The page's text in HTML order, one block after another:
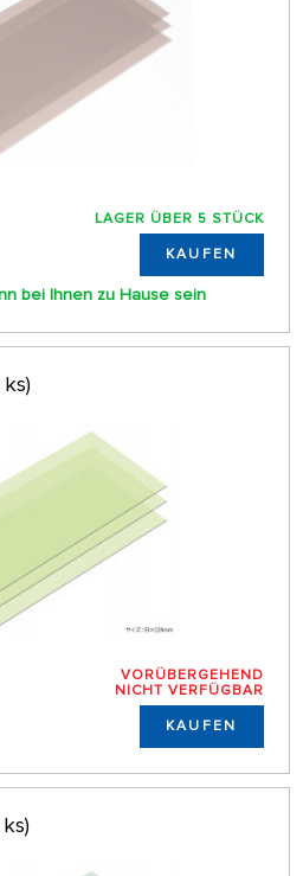
LAGER ÜBER 5 STÜCK
KAUFEN
bei Ihnen zu Hause sein
VORÜBERGEHEND
NICHT VERFÜGBAR
KAUFEN